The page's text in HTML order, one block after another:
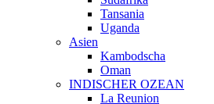
Tansania
Uganda
Asien
Kambodscha
Oman
INDISCHER OZEAN
La Reunion